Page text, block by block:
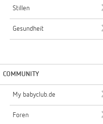
Stillen
Gesundheit
COMMUNITY
My babyclub.de
Foren